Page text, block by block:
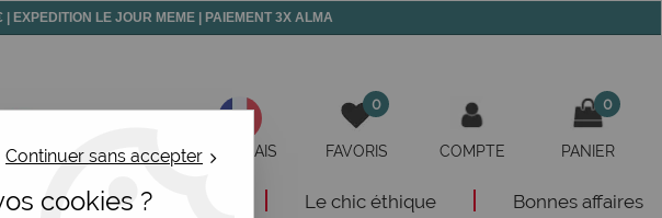
LE JOUR MEME | PAIEMENT 3X ALMA
FRANÇAIS
0
FAVORIS COMPTE
0
PANIER
Nouveautés Le chic éthique Bonnes affaires
Continuer sans accepter
cookies ?